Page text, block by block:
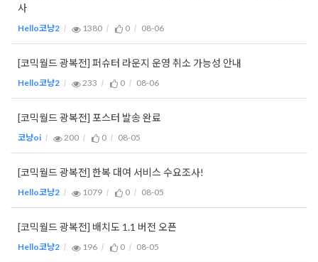
사
Hello코냥2 1380 0 08-06
[코믹월드 광복전] 퍼슈터 라운지 운영 취소 가능성 안내
Hello코냥2 233 0 08-06
[코믹월드 광복전] 포스터 발송 완료
코냥oi 200 0 08-05
[코믹월드 광복전] 한복 대여 서비스 수요조사!
Hello코냥2 1079 0 08-05
[코믹월드 광복전] 배치도 1.1 버전 오픈
Hello코냥2 196 0 08-05